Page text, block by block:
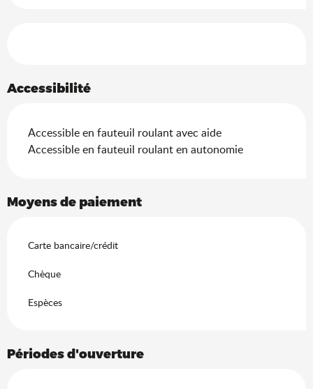
Accessibilité
Accessible en fauteuil roulant avec aide
Accessible en fauteuil roulant en autonomie
Moyens de paiement
Carte bancaire/crédit
Chèque
Espèces
Périodes d'ouverture